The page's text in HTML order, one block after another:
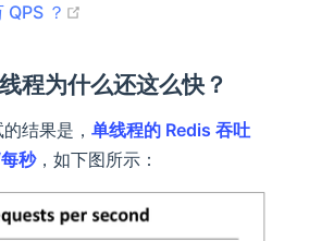
？
程为什么还这么快？
结果是， 单线程的 Redis 吞吐
秒，如下图所示：